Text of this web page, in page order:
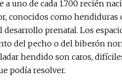
uno de cada 1.700 recién
conocidos como hendiduras
prenatal. Los
del pecho o del biberón
hendido son caros,
podía resolver.